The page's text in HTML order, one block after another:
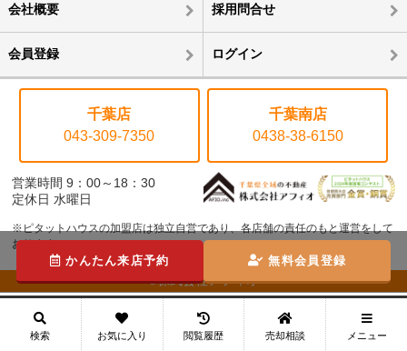
会社概要 採用問合せ
会員登録 ログイン
千葉店
043-309-7350
千葉南店
0438-38-6150
営業時間 9：00～18：30
定休日 水曜日
※ピタットハウスの加盟店は独立自営であり、各店舗の責任のもと運営をして
おります。
©株式会社アフィオ
かんたん来店予約 無料会員登録
検索 お気に入り 閲覧履歴 売却相談 メニュー